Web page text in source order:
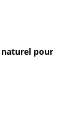
pour